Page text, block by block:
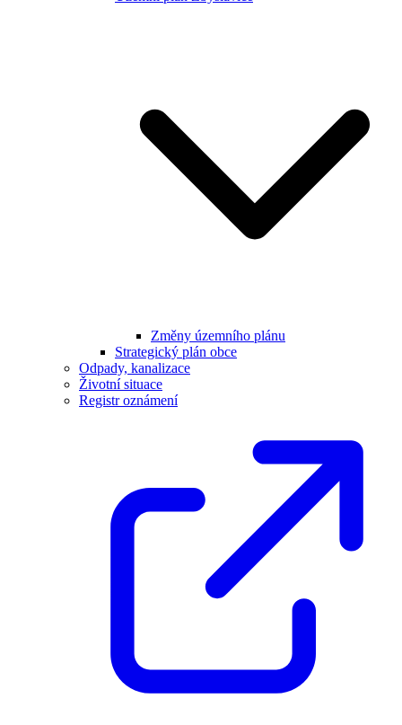
Změny územního plánu
Strategický plán obce
Odpady, kanalizace
Životní situace
Registr oznámení